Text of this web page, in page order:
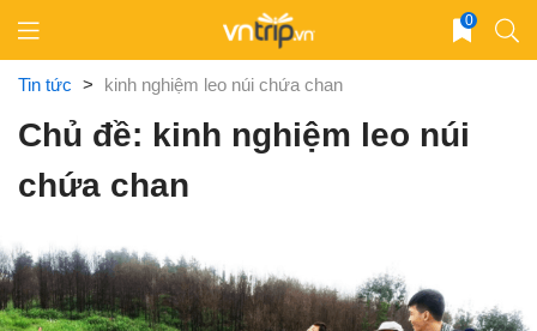
content
0
Tin tức > kinh nghiệm leo núi chứa chan
Chủ đề: kinh nghiệm leo núi
chứa chan